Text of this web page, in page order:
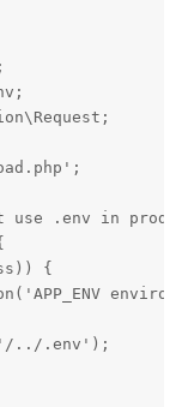
use .env in
{
../.env');